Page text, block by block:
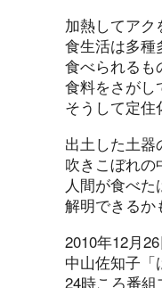
加熱してア
食生活は多種
食べられるも
食料をさがし
そうして定住
出土した土
吹きこぼれの
人間が食べ
解明できるか
2010年12月
中山佐知子「
24時ころ番